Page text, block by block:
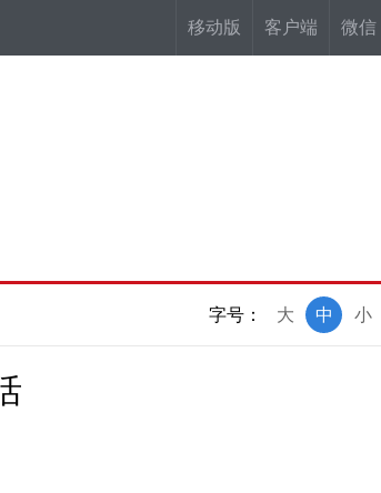
移动版 客户端 微信
字号： 小
中
大